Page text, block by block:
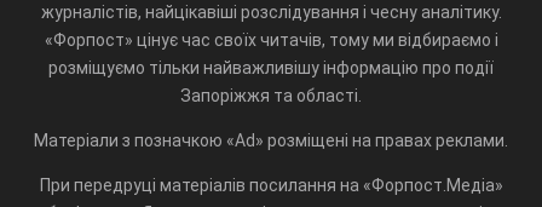
журналістів, найцікавіші розслідування і чесну аналітику.
«Форпост» цінує час своїх читачів, тому ми відбираємо і
розміщуємо тільки найважливішу інформацію про події
Запоріжжя та області.
Матеріали з позначкою «Ad» розміщені на правах реклами.
При передруці матеріалів посилання на «Форпост.Медіа»